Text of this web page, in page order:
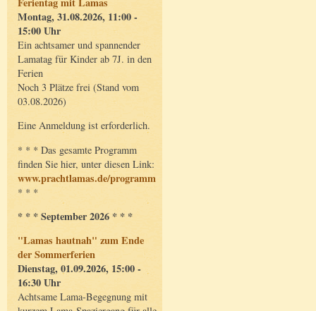
Montag, 31.08.2026, 11:00 -
15:00 Uhr
Ein achtsamer und spannender
Lamatag für Kinder ab 7J. in den
Ferien
Noch 3 Plätze frei (Stand vom
03.08.2026)
Eine Anmeldung ist erforderlich.
* * * Das gesamte Programm
finden Sie hier, unter diesen Link:
www.prachtlamas.de/programm
* * *
* * * September 2026 * * *
"Lamas hautnah" zum Ende
der Sommerferien
Dienstag, 01.09.2026, 15:00 -
16:30 Uhr
Achtsame Lama-Begegnung mit